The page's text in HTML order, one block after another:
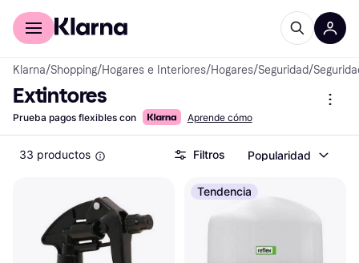
Comprar con Klarna
Klarna/Shopping/Hogares e Interiores/Hogares/Seguridad/
Extintores
Prueba pagos flexibles con Aprende cómo
33 productos Filtros Popularidad
Tendencia